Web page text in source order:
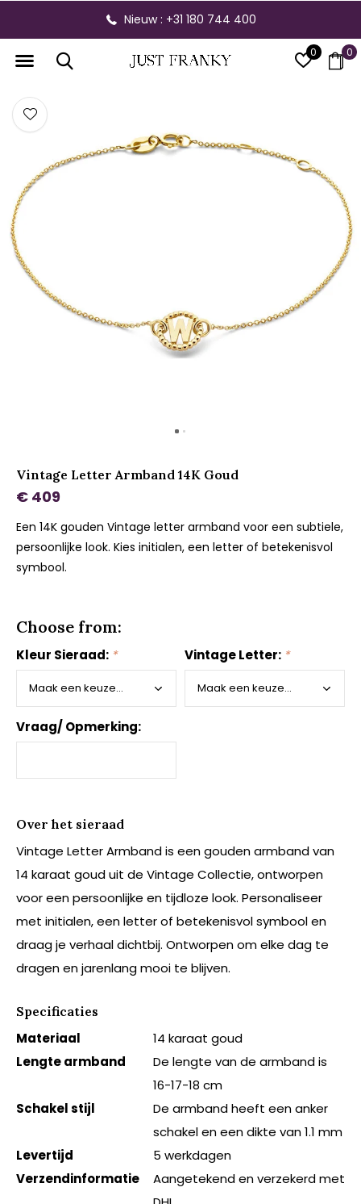
0 0
Nieuw : +31 180 744 400
Vintage Letter Armband 14K Goud
€ 409
Een 14K gouden Vintage letter armband voor een subtiele,
persoonlijke look. Kies initialen, een letter of betekenisvol
symbool.
Choose from:
Kleur Sieraad: * Vintage Letter: *
Vraag/ Opmerking:
Over het sieraad
Vintage Letter Armband is een gouden armband van
14 karaat goud uit de Vintage Collectie, ontworpen
voor een persoonlijke en tijdloze look. Personaliseer
met initialen, een letter of betekenisvol symbool en
draag je verhaal dichtbij. Ontworpen om elke dag te
dragen en jarenlang mooi te blijven.
Specificaties
Materiaal
14 karaat goud
Lengte armband
De lengte van de armband is
16-17-18 cm
Schakel stijl
De armband heeft een anker
schakel en een dikte van 1.1 mm
Levertijd
5 werkdagen
Verzendinformatie
Aangetekend en verzekerd met